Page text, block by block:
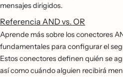
mensajes dirigidos.
Referencia AND vs. OR
Aprende más sobre los conectores
fundamentales para configurar el
Estos conectores definen quién se
así como cuándo alguien recibirá